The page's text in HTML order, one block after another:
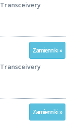
Transceivery
Zamienniki »
Transceivery
Zamienniki »